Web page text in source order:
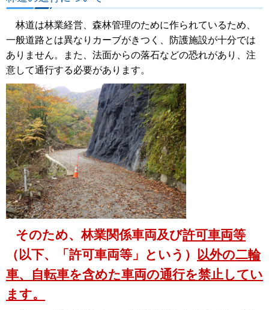
林道は林業経営、森林管理のために作られているため、
一般道路とは異なりカーブがきつく、防護施設が十分では
ありません。また、法面からの落石などの恐れがあり、注
意して通行する必要があります。
そのため、林業関係車両及び許可車両等
（以下、「許可車両等」という）
以外の二輪
車、自転車を含めた車両の通行を禁止してい
ます。